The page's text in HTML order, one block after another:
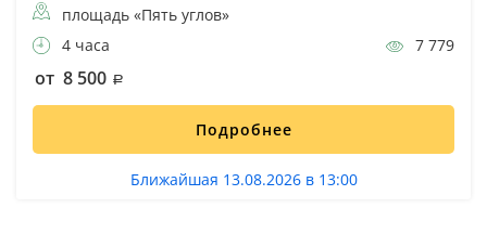
площадь «Пять углов»
4 часа
7 779
от 8 500
Подробнее
Ближайшая 13.08.2026 в 13:00